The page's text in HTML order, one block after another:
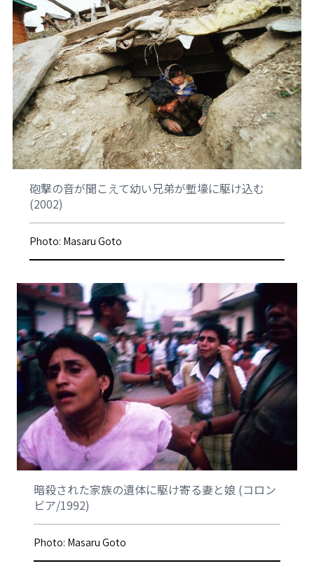
砲撃の⾳が聞こえて幼い兄弟が塹壕に駆け込む
(2002)
Photo: Masaru Goto
暗殺された家族の遺体に駆け寄る妻と娘 (コロン
ビア/1992)
Photo: Masaru Goto